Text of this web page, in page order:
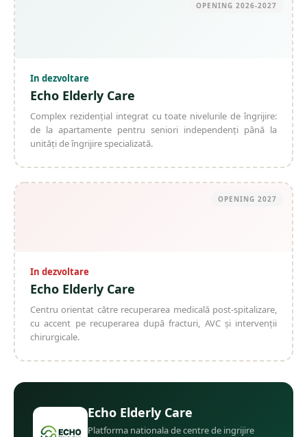
OPENING 2026-2027
In dezvoltare
Echo Elderly Care
Complex rezidențial integrat cu toate nivelurile de îngrijire:
de la apartamente pentru seniori independenți până la
unități de îngrijire specializată.
OPENING 2027
In dezvoltare
Echo Elderly Care
Centru orientat către recuperarea medicală post-spitalizare,
cu accent pe recuperarea după fracturi, AVC și intervenții
chirurgicale.
Echo Elderly Care
Platforma nationala de centre de ingrijire